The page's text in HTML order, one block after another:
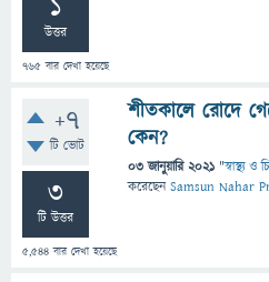
1
উত্তর
765 বার দেখা হয়েছে
+7
টি ভোট
3
টি উত্তর
5,544 বার দেখা হয়েছে
শীতকালে রোদে
কেন?
03 জানুয়ারি 2021 "স্বাস্থ্য ও
করেছেনSamsun Nahar